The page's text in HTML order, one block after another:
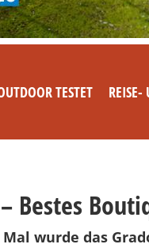
TESTET REISE-
Bestes
wurde das